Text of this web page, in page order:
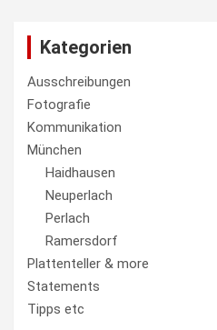
Kategorien
Ausschreibungen
Fotografie
Kommunikation
München
Haidhausen
Neuperlach
Perlach
Ramersdorf
Plattenteller & more
Statements
Tipps etc